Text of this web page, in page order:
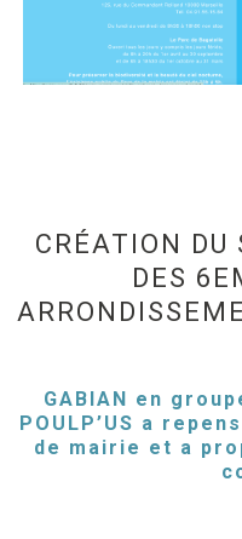
CRÉATION
DES
GABIAN en
POULP’US a
de mairie et a